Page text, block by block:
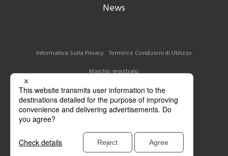
News
Informativa Sulla Privacy Termini e Condizioni di Utilizzo
Marchio registrato